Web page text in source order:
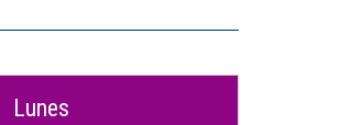
Lunes
Pagos